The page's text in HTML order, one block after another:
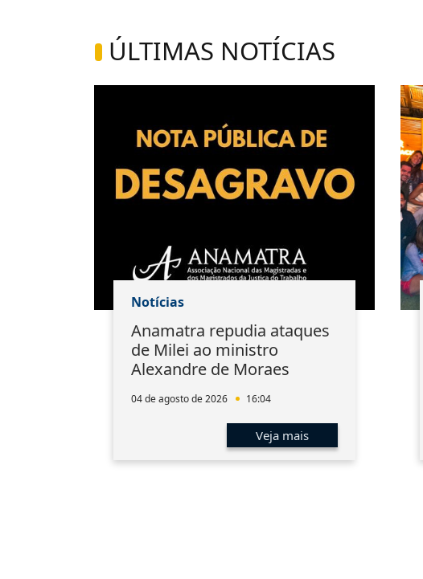
ÚLTIMAS NOTÍCIAS
Notícias
Anamatra repudia ataques
de Milei ao ministro
Alexandre de Moraes
04 de agosto de 2026 16:04
Veja mais